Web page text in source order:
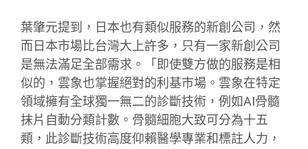
葉肇元提到，日本也有類似服務的新創公司，然
而日本市場比台灣大上許多，只有一家新創公司
是無法滿足全部需求。「即使雙方做的服務是相
似的，雲象也掌握絕對的利基市場。雲象在特定
領域擁有全球獨一無二的診斷技術，例如AI骨髓
抹片自動分類計數。骨髓細胞大致可分為十五
類，此診斷技術高度仰賴醫學專業和標註人力，